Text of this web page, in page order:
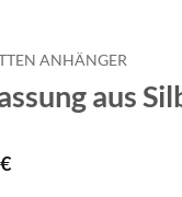
ANHÄNGER
aus
€